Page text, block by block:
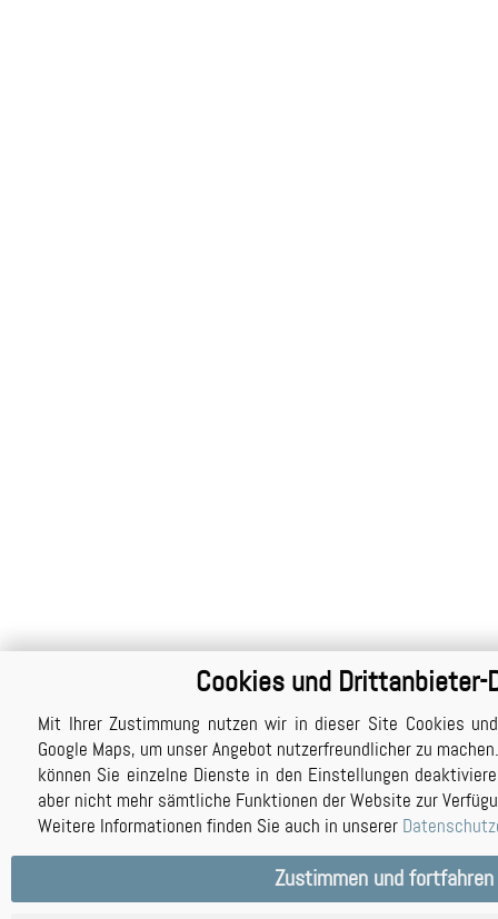
Cookies und Drittanbieter-
Mit Ihrer Zustimmung nutzen wir in dieser Site Cookies
Google Maps, um unser Angebot nutzerfreundlicher zu
können Sie einzelne Dienste in den Einstellungen
aber nicht mehr sämtliche Funktionen der Website zur
Weitere Informationen finden Sie auch in unserer
Zustimmen und fortfahren